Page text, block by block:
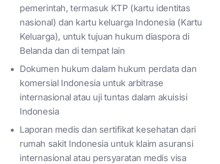
pemerintah, termasuk KTP (kartu identitas
nasional) dan kartu keluarga Indonesia (Kartu
Keluarga), untuk tujuan hukum diaspora di
Belanda dan di tempat lain
Dokumen hukum dalam hukum perdata dan
komersial Indonesia untuk arbitrase
internasional atau uji tuntas dalam akuisisi
Indonesia
Laporan medis dan sertifikat kesehatan dari
rumah sakit Indonesia untuk klaim asuransi
internasional atau persyaratan medis visa